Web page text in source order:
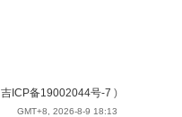
吉ICP备19002044号-7 )
GMT+8, 2026-8-9 18:13